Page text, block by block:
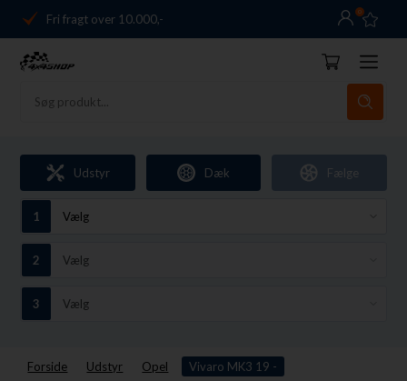
Fri fragt over 10.000,-
Danmarks førende
14 dages returret
Fri fragt over 10.000,-
Danmarks førende
14 dages returret
0
Udstyr Dæk Fælge
Forside Udstyr Opel Vivaro MK3 19 -